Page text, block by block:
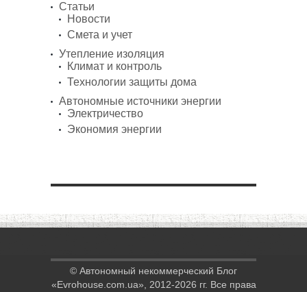
Статьи
Новости
Смета и учет
Утепление изоляция
Климат и контроль
Технологии защиты дома
Автономные источники энергии
Электричество
Экономия энергии
© Автономный некоммерческий Блог
«Evrohouse.com.ua», 2012-2026 гг. Все права